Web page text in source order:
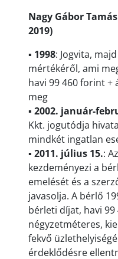
Nagy Gábor
2019)
▪ 1998: Jogvita,
mértékéről, ami
havi 99 460 forint +
meg
▪ 2002. január-
Kkt. jogutódja
mindkét ingatlan
▪ 2011. július 15.:
kezdeményezi a
emelését és a
javasolja. A bérlő
bérleti díjat, havi
négyzetméteres,
fekvő
érdeklődésre